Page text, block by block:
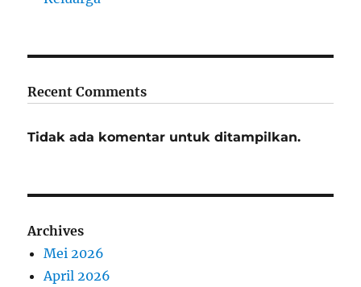
Recent Comments
Tidak ada komentar untuk ditampilkan.
Archives
Mei 2026
April 2026